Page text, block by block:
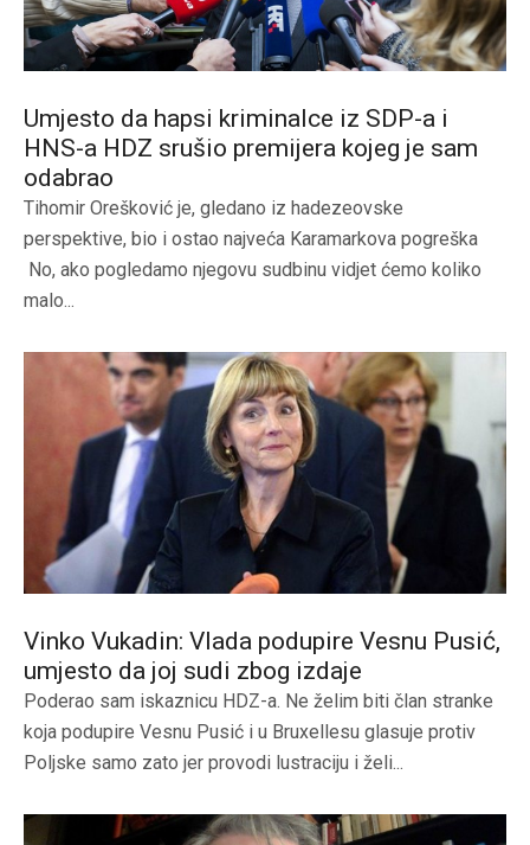
Umjesto da hapsi kriminalce iz SDP-a i
HNS-a HDZ srušio premijera kojeg je sam
odabrao
Tihomir Orešković je, gledano iz hadezeovske
perspektive, bio i ostao najveća Karamarkova pogreška
No, ako pogledamo njegovu sudbinu vidjet ćemo koliko
malo...
Vinko Vukadin: Vlada podupire Vesnu Pusić,
umjesto da joj sudi zbog izdaje
Poderao sam iskaznicu HDZ-a. Ne želim biti član stranke
koja podupire Vesnu Pusić i u Bruxellesu glasuje protiv
Poljske samo zato jer provodi lustraciju i želi...